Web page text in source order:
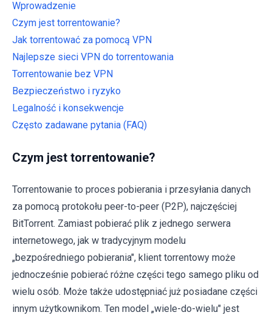
Wprowadzenie
Czym jest torrentowanie?
Jak torrentować za pomocą VPN
Najlepsze sieci VPN do torrentowania
Torrentowanie bez VPN
Bezpieczeństwo i ryzyko
Legalność i konsekwencje
Często zadawane pytania (FAQ)
Czym jest torrentowanie?
Torrentowanie to proces pobierania i przesyłania danych
za pomocą protokołu peer-to-peer (P2P), najczęściej
BitTorrent. Zamiast pobierać plik z jednego serwera
internetowego, jak w tradycyjnym modelu
„bezpośredniego pobierania", klient torrentowy może
jednocześnie pobierać różne części tego samego pliku od
wielu osób. Może także udostępniać już posiadane części
innym użytkownikom. Ten model „wiele-do-wielu" jest